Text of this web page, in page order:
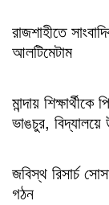
রাজশাহীতে
আলটিমেটাম
মান্দায়
ভাঙচুর,
জবিস্থ রিসার্চ
গঠন